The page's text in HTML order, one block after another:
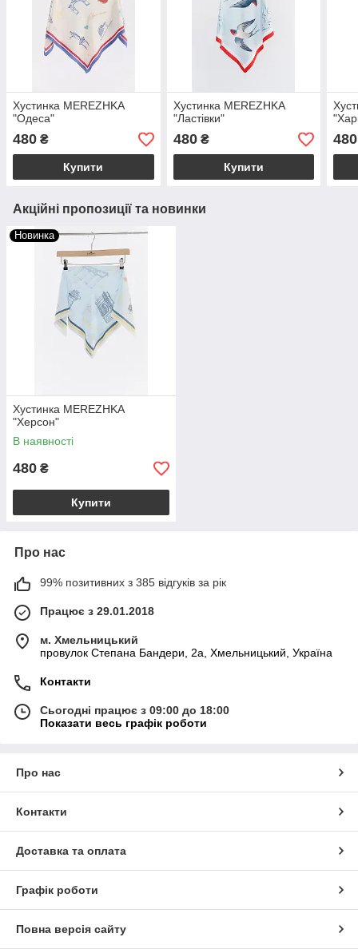
Хустинка MEREZHKA
"Одеса"
480 ₴
Купити
Хустинка MEREZHKA
"Ластівки"
480₴
Купити
480
Акційні пропозиції та новинки
Новинка
Хустинка MEREZHKA
"Херсон"
В наявності
480 ₴
Купити
Про нас
99% позитивних з 385 відгуків за рік
Працює з 29.01.2018
м. Хмельницький
провулок Степана Бандери, 2a, Хмельницький, Україна
Контакти
Сьогодні працює з 09:00 до 18:00
Показати весь графік роботи
Про нас
Контакти
Доставка та оплата
Графік роботи
Повна версія сайту